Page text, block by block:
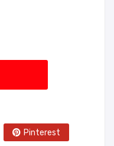
Pinterest